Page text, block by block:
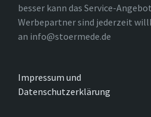
besser kann das Service-
Werbepartner sind jederzeit
an info@stoermede.de
Impressum und
Datenschutzerklärung